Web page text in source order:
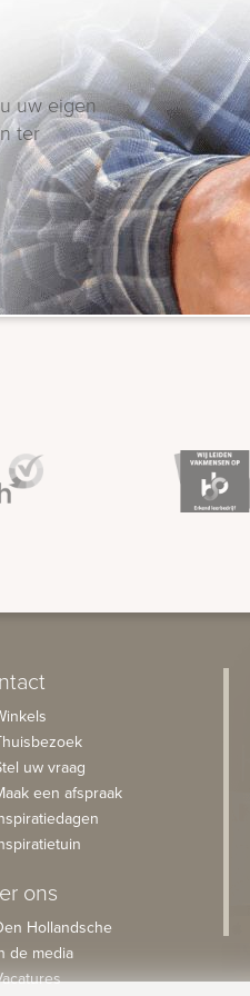
uw eigen
ter
uw vraag
een afspraak
ons
Hollandsche
de media